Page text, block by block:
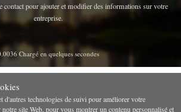
contact pour ajouter et modifier des informations sur votre
entreprise.
Chargé en quelques secondes
d'autres technologies de suivi pour améliorer votre
site Web, pour vous montrer un contenu personnalisé et